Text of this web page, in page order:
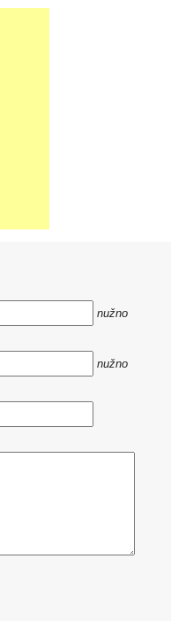
nužno
nužno